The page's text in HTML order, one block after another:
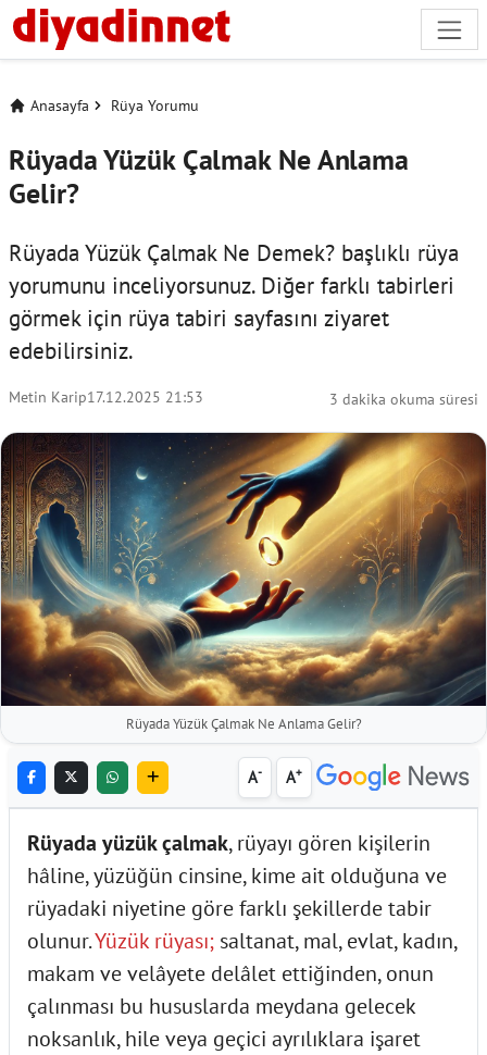
Anasayfa Rüya Yorumu
Rüyada Yüzük Çalmak Ne Anlama
Gelir?
Rüyada Yüzük Çalmak Ne Demek? başlıklı rüya
yorumunu inceliyorsunuz. Diğer farklı tabirleri
görmek için rüya tabiri sayfasını ziyaret
edebilirsiniz.
Metin Karip17.12.2025 21:53 3 dakika okuma süresi
Rüyada Yüzük Çalmak Ne Anlama Gelir?
A- A+
Rüyada yüzük çalmak, rüyayı gören kişilerin
hâline, yüzüğün cinsine, kime ait olduğuna ve
rüyadaki niyetine göre farklı şekillerde tabir
olunur.Yüzük rüyası; saltanat, mal, evlat, kadın,
makam ve velâyete delâlet ettiğinden, onun
çalınması bu hususlarda meydana gelecek
noksanlık, hile veya geçici ayrılıklara işaret